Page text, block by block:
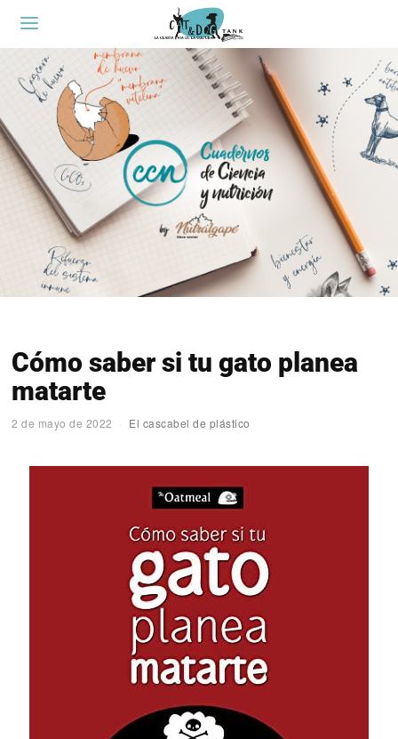
Cómo saber si tu gato planea
matarte
2 de mayo de 2022 El cascabel de plástico